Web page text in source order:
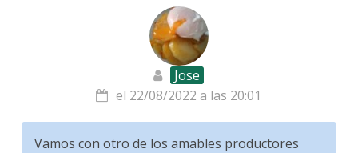
Jose
el 22/08/2022 a las 20:01
Vamos con otro de los amables productores